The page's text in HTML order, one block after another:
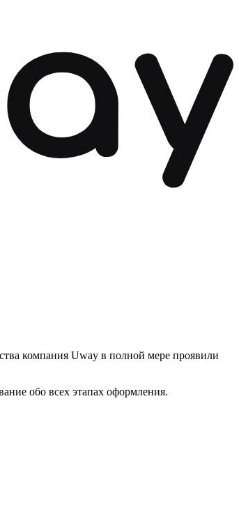
компания Uway в полной мере проявили
обо всех этапах оформления.